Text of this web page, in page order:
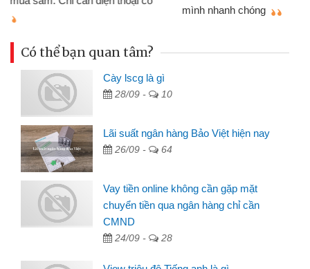
Có thể bạn quan tâm?
Cày lscg là gì
28/09 - 10
Lãi suất ngân hàng Bảo Việt hiện nay
26/09 - 64
Vay tiền online không cần gặp mặt
chuyển tiền qua ngân hàng chỉ cần
CMND
24/09 - 28